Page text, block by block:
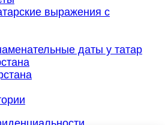
выражения с
даты у татар